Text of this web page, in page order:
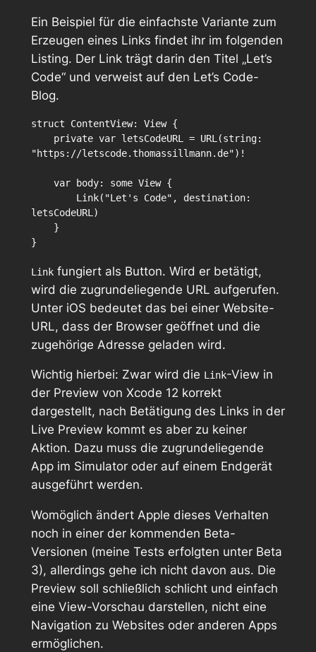
Ein Beispiel für die einfachste Variante zum
Erzeugen eines Links findet ihr im folgenden
Listing. Der Link trägt darin den Titel „Let’s
Code“ und verweist auf den Let’s Code-
Blog.
struct ContentView: View {
"https://letscode.thomassillmann.de")!
letsCodeURL)
Linkfungiert als Button. Wird er betätigt,
wird die zugrundeliegende URL aufgerufen.
Unter iOS bedeutet das bei einer Website-
URL, dass der Browser geöffnet und die
zugehörige Adresse geladen wird.
Wichtig hierbei: Zwar wird die Link-View in
der Preview von Xcode 12 korrekt
dargestellt, nach Betätigung des Links in der
Live Preview kommt es aber zu keiner
Aktion. Dazu muss die zugrundeliegende
App im Simulator oder auf einem Endgerät
ausgeführt werden.
Womöglich ändert Apple dieses Verhalten
noch in einer der kommenden Beta-
Versionen (meine Tests erfolgten unter Beta
3), allerdings gehe ich nicht davon aus. Die
Preview soll schließlich schlicht und einfach
eine View-Vorschau darstellen, nicht eine
Navigation zu Websites oder anderen Apps
ermöglichen.